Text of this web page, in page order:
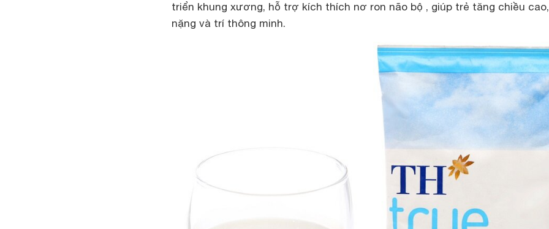
triển khung xương, hỗ trợ kích thích nơ ron não bộ , giúp trẻ tăng chiều
nặng và trí thông minh.